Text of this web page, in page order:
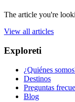
The article you're
View all articles
Exploreti
¿Quiénes
Destinos
Preguntas
Blog